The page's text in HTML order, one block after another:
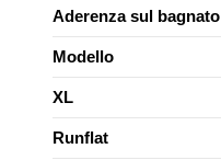
Aderenza sul bagnato
Modello
XL
Runflat